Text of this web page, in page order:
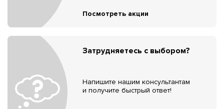
Посмотреть акции
Затрудняетесь с выбором?
Напишите нашим консультантам
и получите быстрый ответ!